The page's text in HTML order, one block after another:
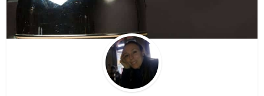
© Suite101